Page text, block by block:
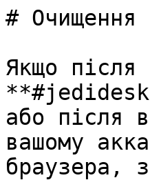
# Очищення
Якщо після
або після
вашому
браузера,